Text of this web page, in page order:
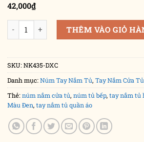
42,000₫
Núm cửa tủ dạng tròn NK435-DXC (Màu
THÊM VÀO GIỎ
SKU:NK435-DXC
Danh mục:Núm Tay Nắm Tủ, Tay Nắm Cửa Tủ
Thẻ:núm nắm cửa tủ, núm tủ bếp, tay nắm tủ
Màu Đen, tay nắm tủ quần áo